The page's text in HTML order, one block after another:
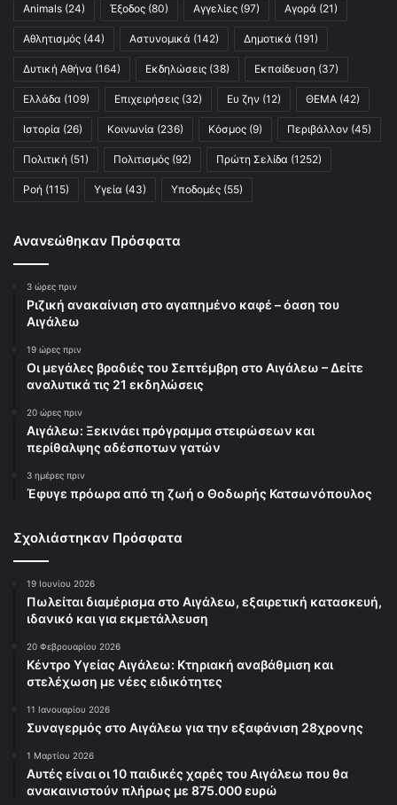
Animals (24) Έξοδος (80) Αγγελίες (97) Αγορά (21)
Αθλητισμός (44) Αστυνομικά (142) Δημοτικά (191)
Δυτική Αθήνα (164) Εκδηλώσεις (38) Εκπαίδευση (37)
Ελλάδα (109) Επιχειρήσεις (32) Ευ ζην (12) ΘΕΜΑ (42)
Ιστορία (26) Κοινωνία (236) Κόσμος (9) Περιβάλλον (45)
Πολιτική (51) Πολιτισμός (92) Πρώτη Σελίδα (1252)
Ροή (115) Υγεία (43) Υποδομές (55)
Ανανεώθηκαν Πρόσφατα
3 ώρες πριν
Ριζική ανακαίνιση στο αγαπημένο καφέ – όαση του
Αιγάλεω
19 ώρες πριν
Οι μεγάλες βραδιές του Σεπτέμβρη στο Αιγάλεω – Δείτε
αναλυτικά τις 21 εκδηλώσεις
20 ώρες πριν
Αιγάλεω: Ξεκινάει πρόγραμμα στειρώσεων και
περίθαλψης αδέσποτων γατών
3 ημέρες πριν
Έφυγε πρόωρα από τη ζωή ο Θοδωρής Κατσωνόπουλος
Σχολιάστηκαν Πρόσφατα
19 Ιουνίου 2026
Πωλείται διαμέρισμα στο Αιγάλεω, εξαιρετική κατασκευή,
ιδανικό και για εκμετάλλευση
20 Φεβρουαρίου 2026
Κέντρο Υγείας Αιγάλεω: Κτηριακή αναβάθμιση και
στελέχωση με νέες ειδικότητες
11 Ιανουαρίου 2026
Συναγερμός στο Αιγάλεω για την εξαφάνιση 28χρονης
1 Μαρτίου 2026
Αυτές είναι οι 10 παιδικές χαρές του Αιγάλεω που θα
ανακαινιστούν πλήρως με 875.000 ευρώ